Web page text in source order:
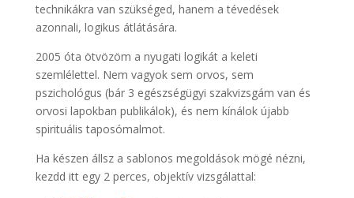
technikákra van szükséged, hanem a tévedések
azonnali, logikus átlátására.
2005 óta ötvözöm a nyugati logikát a keleti
szemlélettel. Nem vagyok sem orvos, sem
pszichológus (bár 3 egészségügyi szakvizsgám van és
orvosi lapokban publikálok), és nem kínálok újabb
spirituális taposómalmot.
Ha készen állsz a sablonos megoldások mögé nézni,
kezdd itt egy 2 perces, objektív vizsgálattal: